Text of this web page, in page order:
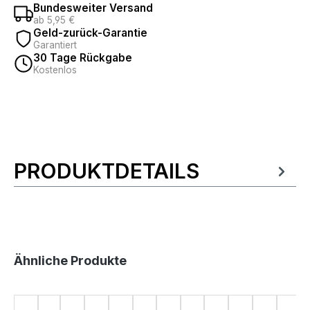
Bundesweiter Versand
ab 5,95 €
Geld-zurück-Garantie
Garantiert
30 Tage Rückgabe
Kostenlos
Produktinformationen
PRODUKTDETAILS
Produktgalerie überspringen
Ähnliche Produkte